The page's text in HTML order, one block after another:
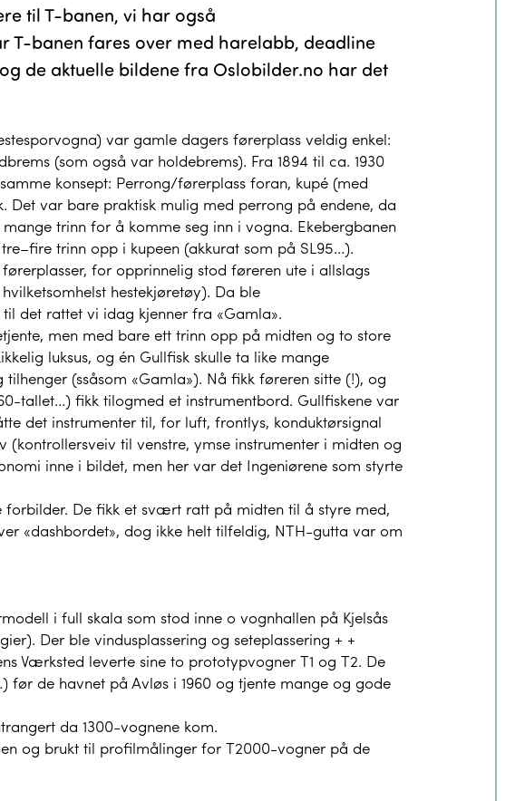
til T-banen, vi har også
T-banen fares over med harelabb, deadline
de aktuelle bildene fra Oslobilder.no har det
var gamle dagers førerplass veldig enkel:
(som også var holdebrems). Fra 1894 til ca. 1930
konsept: Perrong/førerplass foran, kupé (med
var bare praktisk mulig med perrong på endene, da
trinn for å komme seg inn i vogna. Ekebergbanen
trinn opp i kupeen (akkurat som på SL95…).
for opprinnelig stod føreren ute i allslags
hestekjøretøy). Da ble
det rattet vi idag kjenner fra «Gamla».
men med bare ett trinn opp på midten og to store
luksus, og én Gullfisk skulle ta like mange
(ssåsom «Gamla»). Nå fikk føreren sitte (!), og
tallet…) fikk tilogmed et instrumentbord. Gullfiskene var
det instrumenter til, for luft, frontlys, konduktørsignal
(kontrollersveiv til venstre, ymse instrumenter i midten og
inne i bildet, men her var det Ingeniørene som styrte
De fikk et svært ratt på midten til å styre med,
«dashbordet», dog ikke helt tilfeldig, NTH-gutta var om
i full skala som stod inne o vognhallen på Kjelsås
Der ble vindusplassering og seteplassering + +
Værksted leverte sine to prototypvogner T1 og T2. De
de havnet på Avløs i 1960 og tjente mange og gode
da 1300-vognene kom.
og brukt til profilmålinger for T2000-vogner på de